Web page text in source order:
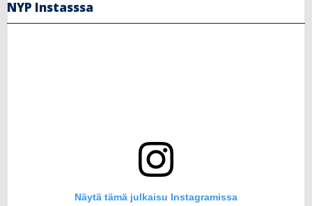
NYP Instasssa
Näytä tämä julkaisu Instagramissa